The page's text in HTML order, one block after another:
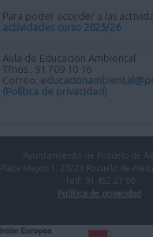
Para poder acceder a las
actividades curso 2025/26
Aula de Educación Ambiental
Tfnos.: 91 709 10 16
Correo:
(Política de privacidad)
Ayuntamiento de Pozuelo de
Plaza Mayor 1, 28223 Pozuelo de
Telf. 91 452 27 00
Política de privacidad